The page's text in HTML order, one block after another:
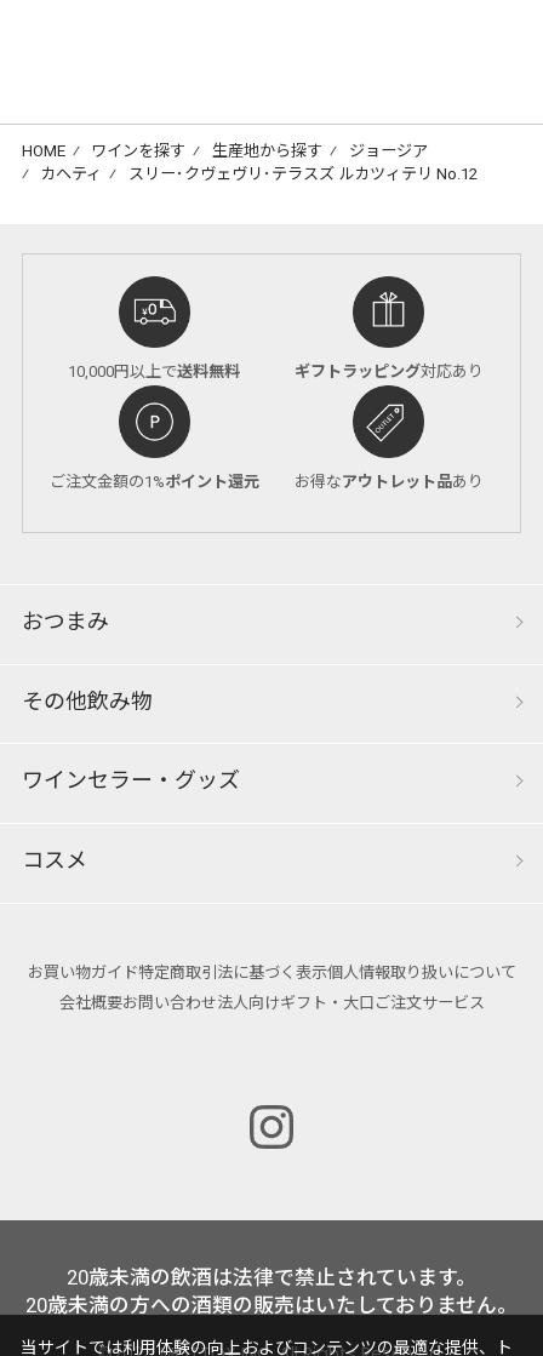
HOME ⁄ ワインを探す ⁄ 生産地から探す ⁄ ジョージア
⁄ カヘティ ⁄ スリー･クヴェヴリ･テラスズ ルカツィテリ No.12
10,000円以上で送料無料 ギフトラッピング対応あり
ご注文金額の1%ポイント還元 お得なアウトレット品あり
おつまみ
その他飲み物
ワインセラー・グッズ
コスメ
お買い物ガイド特定商取引法に基づく表示個人情報取り扱いについて
会社概要お問い合わせ法人向けギフト・大口ご注文サービス
20歳未満の飲酒は法律で禁止されています。
20歳未満の方への酒類の販売はいたしておりません。
当サイトでは利用体験の向上およびコンテンツの最適な提供、ト